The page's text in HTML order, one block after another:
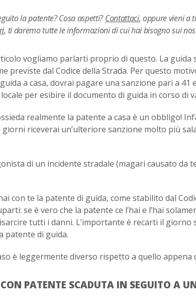
la patente? Cosa aspetti?Contattaci, oppure vieni a
, ti daremo tutte le informazioni di cui hai bisogno sui
vogliamo parlarti proprio di questo. La guida
previste dal Codice della Strada. Per questo
a casa, dovrai pagare una sanzione pari a
per esibire il documento di guida in corso di
realmente la patente a casa è un obbligo!
giorni riceverai un’ulteriore sanzione molto più
di un incidente stradale (magari causato da
con te la patente di guida, come stabilito dal
se è vero che la patente ce l’hai e l’hai
tutti i danni. L’importante è recarti il giorno
patente di guida.
è leggermente diverso rispetto a quello appena
PATENTE SCADUTA IN SEGUITO A